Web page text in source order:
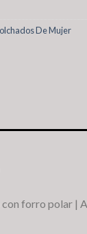
De Mujer
forro polar |